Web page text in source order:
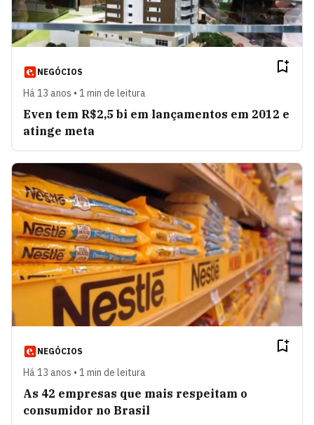
NEGÓCIOS
Há 13 anos • 1 min de leitura
Even tem R$2,5 bi em lançamentos em 2012 e
atinge meta
NEGÓCIOS
Há 13 anos • 1 min de leitura
As 42 empresas que mais respeitam o
consumidor no Brasil